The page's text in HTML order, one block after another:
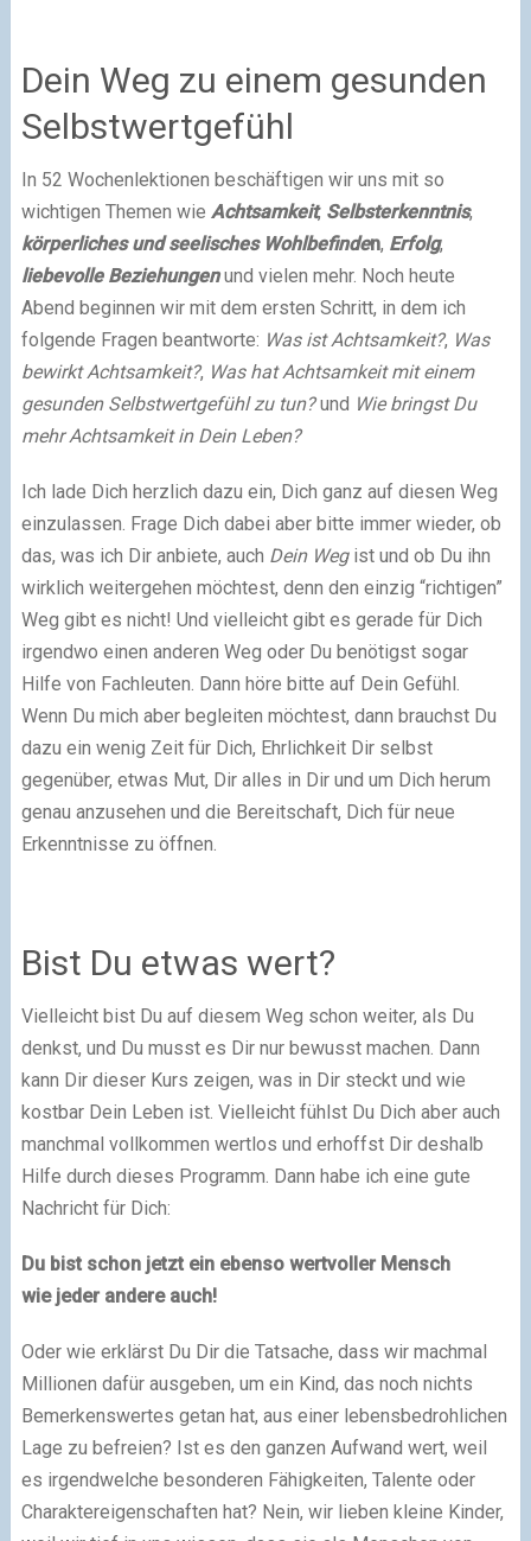
Dein Weg zu einem gesunden
Selbstwertgefühl
In 52 Wochenlektionen beschäftigen wir uns mit so
wichtigen Themen wie Achtsamkeit, Selbsterkenntnis,
körperliches und seelisches Wohlbefinden, Erfolg,
liebevolle Beziehungenund vielen mehr. Noch heute
Abend beginnen wir mit dem ersten Schritt, in dem ich
folgende Fragen beantworte: Was ist Achtsamkeit?, Was
bewirkt Achtsamkeit?, Was hat Achtsamkeit mit einem
gesunden Selbstwertgefühl zu tun?und Wie bringst Du
mehr Achtsamkeit in Dein Leben?
Ich lade Dich herzlich dazu ein, Dich ganz auf diesen Weg
einzulassen. Frage Dich dabei aber bitte immer wieder, ob
das, was ich Dir anbiete, auch Dein Wegist und ob Du ihn
wirklich weitergehen möchtest, denn den einzig “richtigen”
Weg gibt es nicht! Und vielleicht gibt es gerade für Dich
irgendwo einen anderen Weg oder Du benötigst sogar
Hilfe von Fachleuten. Dann höre bitte auf Dein Gefühl.
Wenn Du mich aber begleiten möchtest, dann brauchst Du
dazu ein wenig Zeit für Dich, Ehrlichkeit Dir selbst
gegenüber, etwas Mut, Dir alles in Dir und um Dich herum
genau anzusehen und die Bereitschaft, Dich für neue
Erkenntnisse zu öffnen.
Bist Du etwas wert?
Vielleicht bist Du auf diesem Weg schon weiter, als Du
denkst, und Du musst es Dir nur bewusst machen. Dann
kann Dir dieser Kurs zeigen, was in Dir steckt und wie
kostbar Dein Leben ist. Vielleicht fühlst Du Dich aber auch
manchmal vollkommen wertlos und erhoffst Dir deshalb
Hilfe durch dieses Programm. Dann habe ich eine gute
Nachricht für Dich:
Du bist schon jetzt ein ebenso wertvoller Mensch
wie jeder andere auch!
Oder wie erklärst Du Dir die Tatsache, dass wir machmal
Millionen dafür ausgeben, um ein Kind, das noch nichts
Bemerkenswertes getan hat, aus einer lebensbedrohlichen
Lage zu befreien? Ist es den ganzen Aufwand wert, weil
es irgendwelche besonderen Fähigkeiten, Talente oder
Charaktereigenschaften hat? Nein, wir lieben kleine Kinder,